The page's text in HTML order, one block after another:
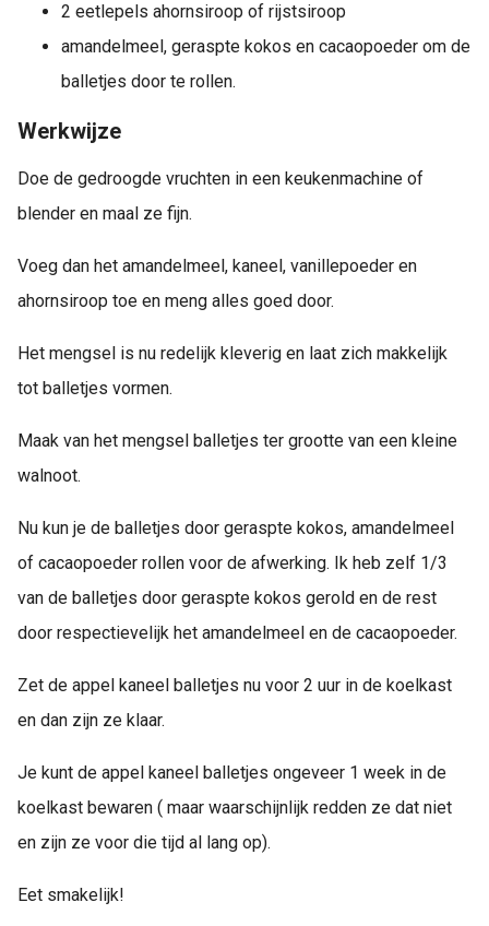
2 eetlepels ahornsiroop of rijstsiroop
amandelmeel, geraspte kokos en cacaopoeder om de
balletjes door te rollen.
Werkwijze
Doe de gedroogde vruchten in een keukenmachine of
blender en maal ze fijn.
Voeg dan het amandelmeel, kaneel, vanillepoeder en
ahornsiroop toe en meng alles goed door.
Het mengsel is nu redelijk kleverig en laat zich makkelijk
tot balletjes vormen.
Maak van het mengsel balletjes ter grootte van een kleine
walnoot.
Nu kun je de balletjes door geraspte kokos, amandelmeel
of cacaopoeder rollen voor de afwerking. Ik heb zelf 1/3
van de balletjes door geraspte kokos gerold en de rest
door respectievelijk het amandelmeel en de cacaopoeder.
Zet de appel kaneel balletjes nu voor 2 uur in de koelkast
en dan zijn ze klaar.
Je kunt de appel kaneel balletjes ongeveer 1 week in de
koelkast bewaren ( maar waarschijnlijk redden ze dat niet
en zijn ze voor die tijd al lang op).
Eet smakelijk!